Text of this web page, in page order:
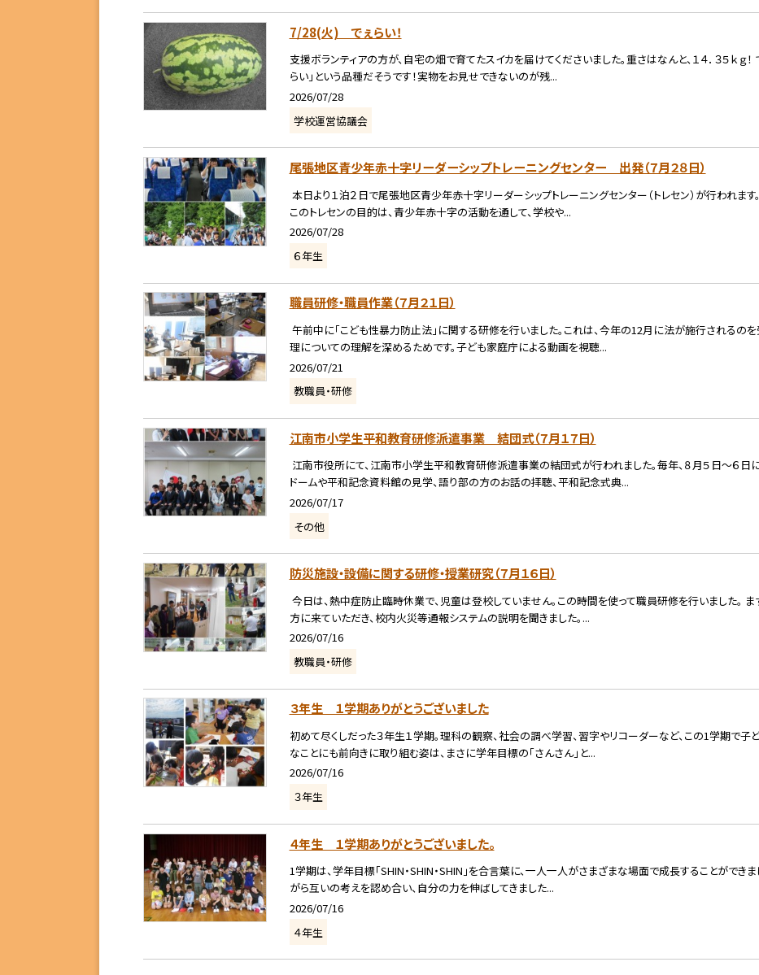
7/28(火) でぇらい！
支援ボランティアの方が、自宅の畑で育てたスイカを届けてくださいました。重さはなんと、１４．３５ｋｇ！
らい」という品種だそうです！実物をお見せできないのが残...
2026/07/28
学校運営協議会
尾張地区青少年赤十字リーダーシップトレーニングセンター 出発（７月２８日）
本日より１泊２日で尾張地区青少年赤十字リーダーシップトレーニングセンター（トレセン）が行われます
このトレセンの目的は、青少年赤十字の活動を通して、学校や...
2026/07/28
６年生
職員研修・職員作業（７月２１日）
午前中に「こども性暴力防止法」に関する研修を行いました。これは、今年の12月に法が施行されるの
理についての理解を深めるためです。子ども家庭庁による動画を視聴...
2026/07/21
教職員・研修
江南市小学生平和教育研修派遣事業 結団式（７月１７日）
江南市役所にて、江南市小学生平和教育研修派遣事業の結団式が行われました。毎年、８月５日～６
ドームや平和記念資料館の見学、語り部の方のお話の拝聴、平和記念式典...
2026/07/17
その他
防災施設・設備に関する研修・授業研究（７月１６日）
今日は、熱中症防止臨時休業で、児童は登校していません。この時間を使って職員研修を行いました。
方に来ていただき、校内火災等通報システムの説明を聞きました。...
2026/07/16
教職員・研修
３年生 １学期ありがとうございました
初めて尽くしだった３年生１学期。理科の観察、社会の調べ学習、習字やリコーダーなど、この1学期で子
なことにも前向きに取り組む姿は、まさに学年目標の「さんさん」と...
2026/07/16
３年生
４年生 １学期ありがとうございました。
1学期は、学年目標「SHIN・SHIN・SHIN」を合言葉に、一人一人がさまざまな場面で成長することができ
がら互いの考えを認め合い、自分の力を伸ばしてきました...
2026/07/16
４年生